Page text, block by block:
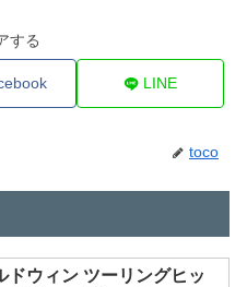
する
LINE
toco
ドウィン ツーリングヒッ